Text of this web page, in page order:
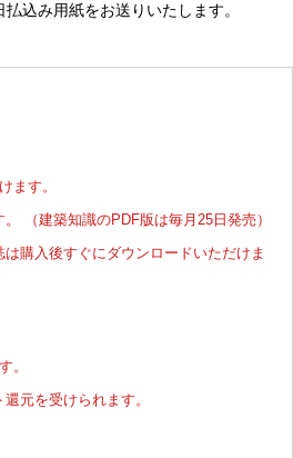
込み用紙をお送りいたします。
ます。
（建築知識のPDF版は毎月25日発売）
購入後すぐにダウンロードいただけま
。
元を受けられます。